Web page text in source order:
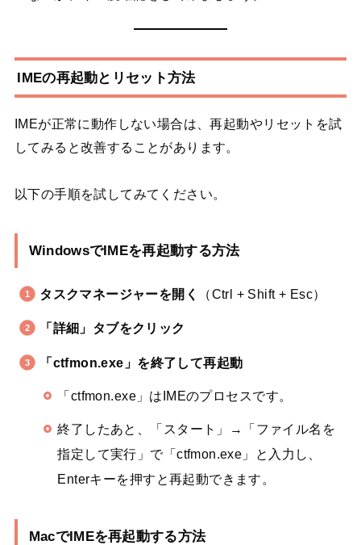
IMEの再起動とリセット方法
IMEが正常に動作しない場合は、再起動やリセットを試
してみると改善することがあります。
以下の手順を試してみてください。
WindowsでIMEを再起動する方法
タスクマネージャーを開く （Ctrl + Shift + Esc）
「詳細」タブをクリック
「ctfmon.exe」を終了して再起動
「ctfmon.exe」はIMEのプロセスです。
終了したあと、「スタート」→「ファイル名を
指定して実行」で「ctfmon.exe」と入力し、
Enterキーを押すと再起動できます。
MacでIMEを再起動する方法